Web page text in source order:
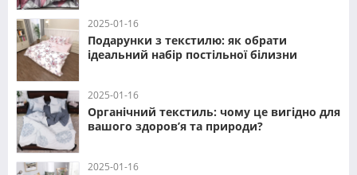
2025-01-16
Подарунки з текстилю: як обрати
ідеальний набір постільної білизни
2025-01-16
Органічний текстиль: чому це вигідно для
вашого здоров’я та природи?
2025-01-16